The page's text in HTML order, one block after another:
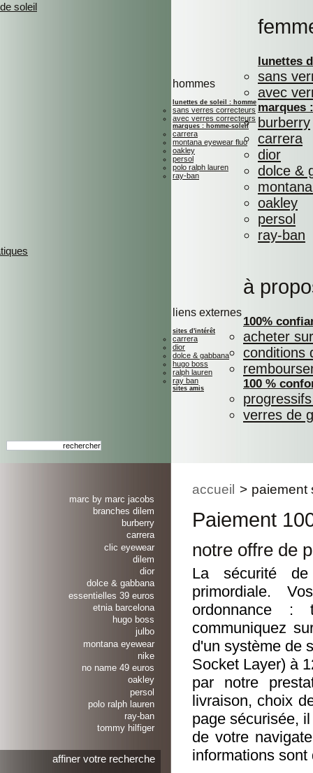
soleil
hommes
lunettes de soleil : homme
sans verres correcteurs
avec verres correcteurs
marques : homme-soleil
carrera
montana eyewear fluo
oakley
persol
polo ralph lauren
ray-ban
lunettes
sans
avec
marques
burberry
carrera
dior
dolce &
oakley
persol
ray-ban
liens externes
sites d'intérêt
carrera
dior
dolce & gabbana
hugo boss
ralph lauren
ray ban
sites amis
à
100%
acheter
conditions
100 %
verres de
marc by marc jacobs
branches dilem
burberry
carrera
clic eyewear
dilem
dior
dolce & gabbana
essentielles 39 euros
etnia barcelona
hugo boss
julbo
montana eyewear
nike
no name 49 euros
oakley
persol
polo ralph lauren
ray-ban
tommy hilfiger
affiner votre recherche
accueil > paiement
Paiement
notre offre de
La sécurité de
primordiale.
ordonnance :
communiquez
d'un système de
Socket Layer) à
par notre
livraison, choix
page sécurisée,
de votre
informations